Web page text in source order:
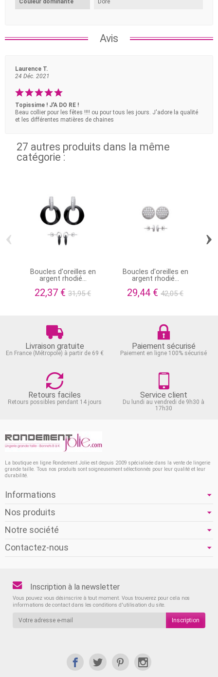
Couleur dominante Doré
Avis
Laurence T.
24 Déc. 2021
Topissime ! J'A DO RE !
Beau collier pour les fêtes !!!! ou pour tous les jours. J'adore la qualité
et les différentes matières de chaines
27 autres produits dans la même
catégorie :
Boucles d'oreilles en
argent rhodié...
22,37 € 31,95 €
Boucles d'oreilles en
argent rhodié...
29,44 € 42,05 €
‹ ›
Livraison gratuite
En France (Métropole) à partir de 69 €
Paiement sécurisé
Paiement en ligne 100% sécurisé
Retours faciles
Retours possibles pendant 14 jours
Service client
Du lundi au vendredi de 9h30 à
17h30
La boutique en ligne Rondement Jolie est depuis 2009 spécialisée dans la vente de lingerie
grande taille. Tous nos produits sont soigneusement sélectionnés pour leur qualité et leur
durabilité.
Informations
Nos produits
Notre société
Contactez-nous
Inscription à la newsletter
Vous pouvez vous désinscrire à tout moment. Vous trouverez pour cela nos
informations de contact dans les conditions d'utilisation du site.
Inscription